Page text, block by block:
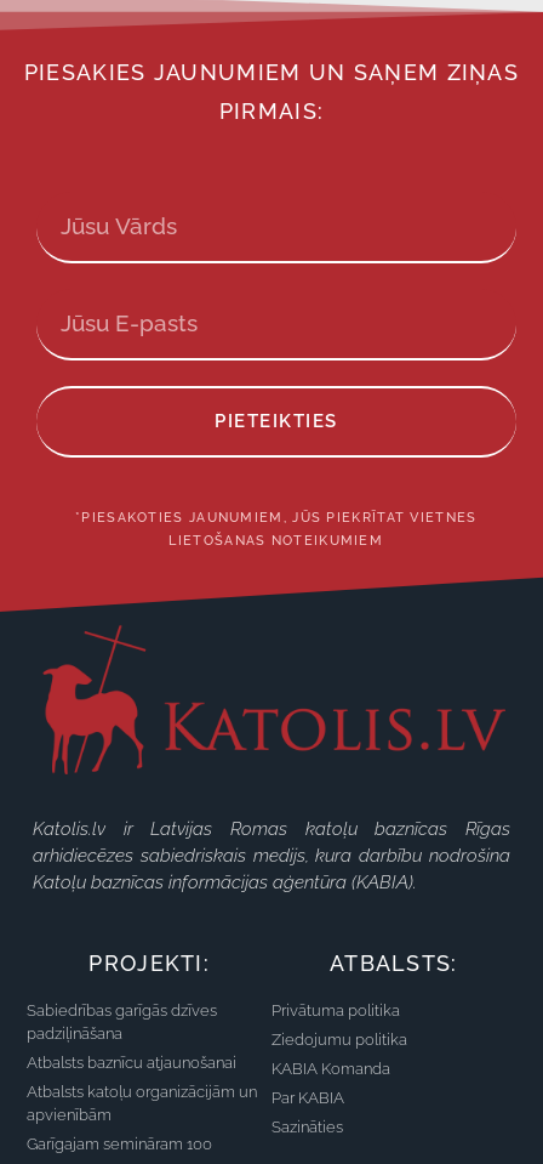
PIESAKIES JAUNUMIEM UN SAŅEM ZIŅAS
PIRMAIS:
PIETEIKTIES
*PIESAKOTIES JAUNUMIEM, JŪS PIEKRĪTAT VIETNES
LIETOŠANAS NOTEIKUMIEM
Katolis.lv ir Latvijas Romas katoļu baznīcas Rīgas
arhidiecēzes sabiedriskais medijs, kura darbību nodrošina
Katoļu baznīcas informācijas aģentūra (KABIA).
PROJEKTI:
Sabiedrības garīgās dzīves
padziļināšana
Atbalsts baznīcu atjaunošanai
Atbalsts katoļu organizācijām un
apvienībām
Garīgajam semināram 100
ATBALSTS:
Privātuma politika
Ziedojumu politika
KABIA Komanda
Par KABIA
Sazināties